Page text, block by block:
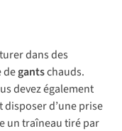
dans des
degantschauds.
devez également
d’une prise
un traîneau tiré par